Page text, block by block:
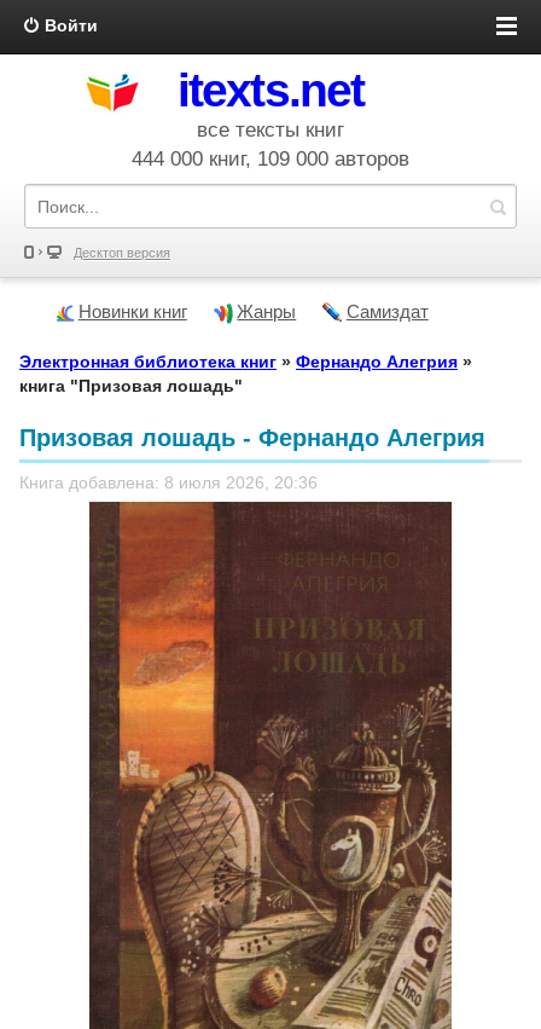
Войти
itexts.net
все тексты книг
444 000 книг, 109 000 авторов
Десктоп версия
Новинки книг Жанры Самиздат
Электронная библиотека книг » Фернандо Алегрия »
книга "Призовая лошадь"
Призовая лошадь - Фернандо Алегрия
Книга добавлена: 8 июля 2026, 20:36